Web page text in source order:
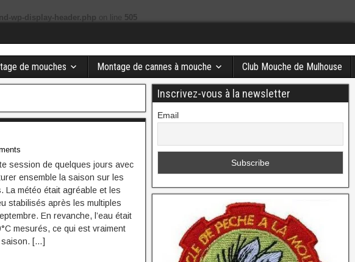
wp-display-header.php on line 505
de mouches Montage de cannes à mouche Club Mouche de Mulhouse
session de quelques jours avec
ensemble la saison sur les
La météo était agréable et les
stabilisés après les multiples
En revanche, l’eau était
mesurés, ce qui est vraiment
saison. […]
Inscrivez-vous à la newsletter
Email